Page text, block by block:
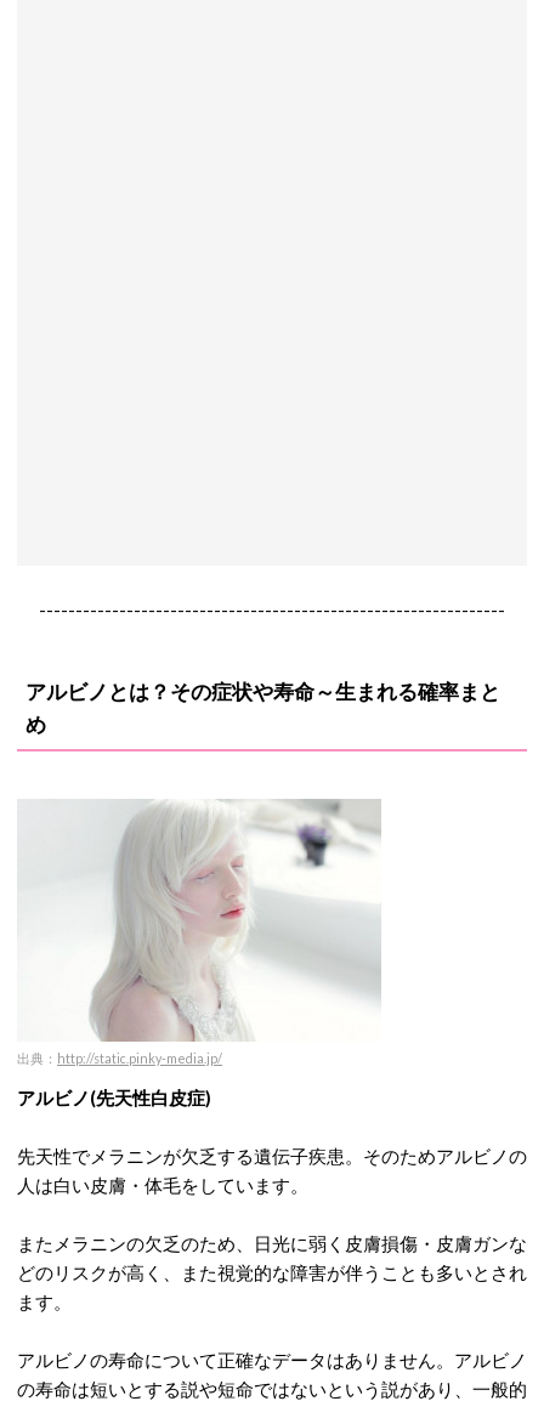
----------------------------------------------------------------
アルビノとは？その症状や寿命～生まれる確率まと
め
出典： http://static.pinky-media.jp/
アルビノ(先天性白皮症)
先天性でメラニンが欠乏する遺伝子疾患。そのためアルビノの
人は白い皮膚・体毛をしています。
またメラニンの欠乏のため、日光に弱く皮膚損傷・皮膚ガンな
どのリスクが高く、また視覚的な障害が伴うことも多いとされ
ます。
アルビノの寿命について正確なデータはありません。アルビノ
の寿命は短いとする説や短命ではないという説があり、一般的